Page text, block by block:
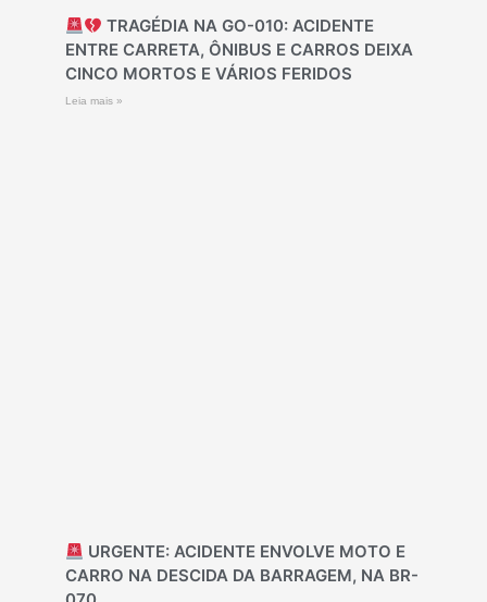
TRAGÉDIA NA GO-010: ACIDENTE
ENTRE CARRETA, ÔNIBUS E CARROS DEIXA
CINCO MORTOS E VÁRIOS FERIDOS
Leia mais »
URGENTE: ACIDENTE ENVOLVE MOTO E
CARRO NA DESCIDA DA BARRAGEM, NA BR-